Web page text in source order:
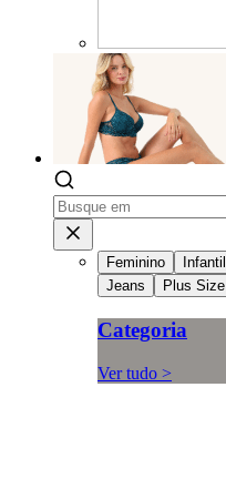
Feminino Infantil
Jeans
Plus Size
Categoria
Ver tudo >